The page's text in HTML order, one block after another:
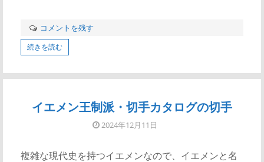
コメントを残す
続きを読む
イエメン王制派・切手カタログの切手
2024年12月11日
複雑な現代史を持つイエメンなので、イエメンと名